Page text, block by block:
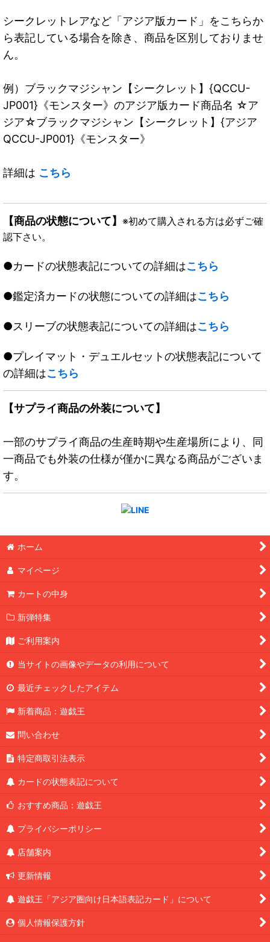
シークレットレアなど「アジア版カード」をこちらか
ら表記している場合を除き、商品を区別しておりませ
ん。
例）ブラックマジシャン【シークレット】{QCCU-
JP001}《モンスター》のアジア版カード商品名 ☆ア
ジア☆ブラックマジシャン【シークレット】{アジア
QCCU-JP001}《モンスター》
詳細は こちら
【商品の状態について】 ※初めて購入される方は必ずご確
認下さい。
●カードの状態表記についての詳細はこちら
●鑑定済カードの状態についての詳細はこちら
●スリーブの状態表記についての詳細はこちら
●プレイマット・デュエルセットの状態表記について
の詳細はこちら
【サプライ商品の外装について】
一部のサプライ商品の生産時期や生産場所により、同
一商品でも外装の仕様が僅かに異なる商品がございま
す。
ホーム
マイページ
カートの中身
新弾特集
ご利用案内
当サイトの画像やデータの利用について
最近チェックしたアイテム
新着商品：遊戯王
問い合わせ
特定商取引法表示
カードの状態表記について
おすすめ商品：遊戯王
プライバシーポリシー
店舗案内
更新情報
遊戯王「アジア圏向け日本語表記カード」について
個人情報保護方針